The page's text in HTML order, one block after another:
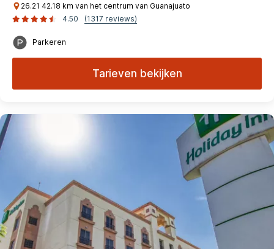
26.21 42.18 km van het centrum van Guanajuato
4.50
(1317 reviews)
Parkeren
Tarieven bekijken